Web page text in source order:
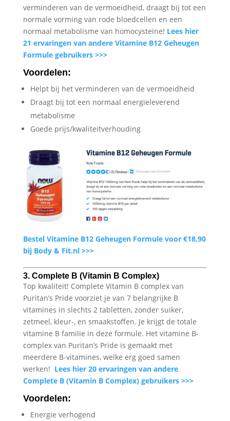
verminderen van de vermoeidheid, draagt bij tot een
normale vorming van rode bloedcellen en een
normaal metabolisme van homocysteïne! Lees hier
21 ervaringen van andere Vitamine B12 Geheugen
Formule gebruikers >>>
Voordelen:
Helpt bij het verminderen van de vermoeidheid
Draagt bij tot een normaal energieleverend
metabolisme
Goede prijs/kwaliteitverhouding
Bestel Vitamine B12 Geheugen Formule voor €18,90
bij Body & Fit.nl >>>
3. Complete B (Vitamin B Complex)
Top kwaliteit! Complete Vitamin B complex van
Puritan’s Pride voorziet je van 7 belangrijke B
vitamines in slechts 2 tabletten, zonder suiker,
zetmeel, kleur-, en smaakstoffen. Je krijgt de totale
vitamine B familie in deze formule. Het vitamine B-
complex van Puritan’s Pride is gemaakt met
meerdere B-vitamines, welke erg goed samen
werken! Lees hier 20 ervaringen van andere
Complete B (Vitamin B Complex) gebruikers >>>
Voordelen:
Energie verhogend